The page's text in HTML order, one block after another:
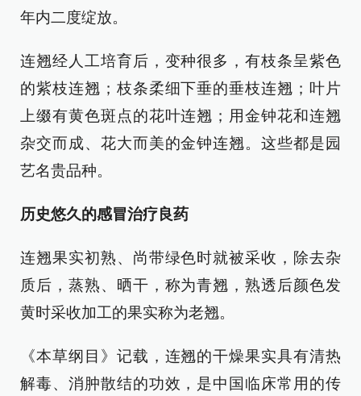
年内二度绽放。
连翘经人工培育后，变种很多，有枝条呈紫色
的紫枝连翘；枝条柔细下垂的垂枝连翘；叶片
上缀有黄色斑点的花叶连翘；用金钟花和连翘
杂交而成、花大而美的金钟连翘。这些都是园
艺名贵品种。
历史悠久的感冒治疗良药
连翘果实初熟、尚带绿色时就被采收，除去杂
质后，蒸熟、晒干，称为青翘，熟透后颜色发
黄时采收加工的果实称为老翘。
《本草纲目》记载，连翘的干燥果实具有清热
解毒、消肿散结的功效，是中国临床常用的传